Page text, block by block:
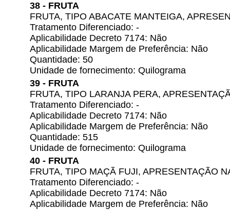
38 - FRUTA
FRUTA, TIPO ABACATE MANTEIGA,
Tratamento Diferenciado: -
Aplicabilidade Decreto 7174: Não
Aplicabilidade Margem de Preferência: Não
Quantidade: 50
Unidade de fornecimento: Quilograma
39 - FRUTA
FRUTA, TIPO LARANJA PERA,
Tratamento Diferenciado: -
Aplicabilidade Decreto 7174: Não
Aplicabilidade Margem de Preferência: Não
Quantidade: 515
Unidade de fornecimento: Quilograma
40 - FRUTA
FRUTA, TIPO MAÇÃ FUJI, APRESENTAÇÃO
Tratamento Diferenciado: -
Aplicabilidade Decreto 7174: Não
Aplicabilidade Margem de Preferência: Não